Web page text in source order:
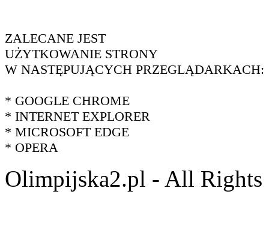
ZALECANE JEST
UŻYTKOWANIE STRONY
W NASTĘPUJĄCYCH PRZEGLĄDARKACH:
* GOOGLE CHROME
* INTERNET EXPLORER
* MICROSOFT EDGE
* OPERA
Olimpijska2.pl - All Rights